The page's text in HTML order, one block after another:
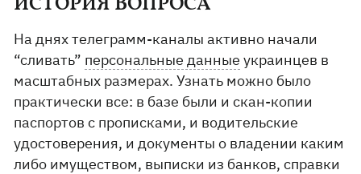
ИСТОРИЯ ВОПРОСА
На днях телеграмм-каналы активно начали
“сливать” персональные данные украинцев в
масштабных размерах. Узнать можно было
практически все: в базе были и скан-копии
паспортов с прописками, и водительские
удостоверения, и документы о владении каким
либо имуществом, выписки из банков, справки